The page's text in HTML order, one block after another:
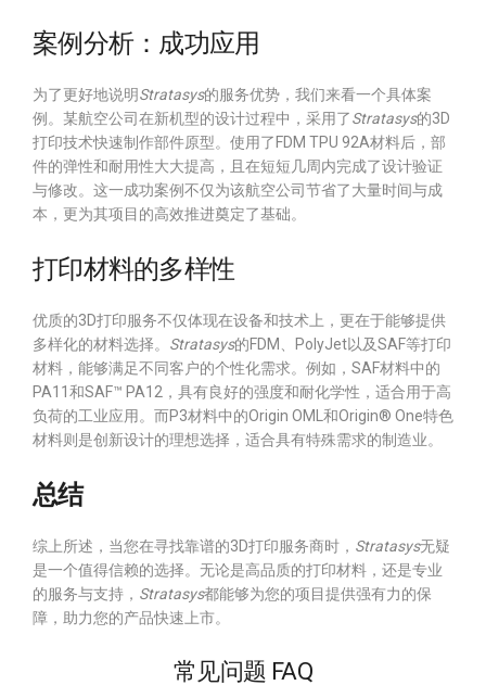
案例分析：成功应用
为了更好地说明Stratasys的服务优势，我们来看一个具体案
例。某航空公司在新机型的设计过程中，采用了Stratasys的3D
打印技术快速制作部件原型。使用了FDM TPU 92A材料后，部
件的弹性和耐用性大大提高，且在短短几周内完成了设计验证
与修改。这一成功案例不仅为该航空公司节省了大量时间与成
本，更为其项目的高效推进奠定了基础。
打印材料的多样性
优质的3D打印服务不仅体现在设备和技术上，更在于能够提供
多样化的材料选择。 Stratasys的FDM、PolyJet以及SAF等打印
材料，能够满足不同客户的个性化需求。例如，SAF材料中的
PA11和SAF™ PA12，具有良好的强度和耐化学性，适合用于高
负荷的工业应用。而P3材料中的Origin OML和Origin® One特色
材料则是创新设计的理想选择，适合具有特殊需求的制造业。
总结
综上所述，当您在寻找靠谱的3D打印服务商时， Stratasys无疑
是一个值得信赖的选择。无论是高品质的打印材料，还是专业
的服务与支持， Stratasys都能够为您的项目提供强有力的保
障，助力您的产品快速上市。
常见问题 FAQ